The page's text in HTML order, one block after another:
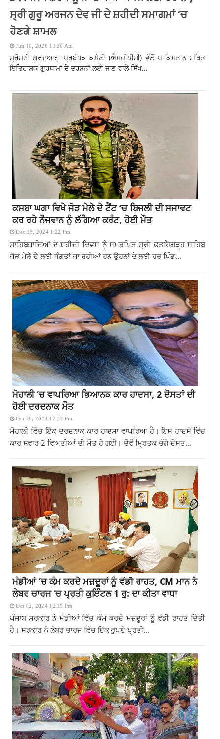
ਸ੍ਰੀ ਗੁਰੂ ਅਰਜਨ ਦੇਵ ਜੀ ਦੇ ਸ਼ਹੀਦੀ ਸਮਾਗਮਾਂ ‘ਚ
ਹੋਣਗੇ ਸ਼ਾਮਲ
Jun 10, 2026 11:30 Am
ਸ਼੍ਰੋਮਣੀ ਗੁਰਦੁਆਰਾ ਪ੍ਰਬੰਧਕ ਕਮੇਟੀ (ਐਸਜੀਪੀਸੀ) ਵੱਲੋਂ ਪਾਕਿਸਤਾਨ ਸਥਿਤ
ਇਤਿਹਾਸਕ ਗੁਰਧਾਮਾਂ ਦੇ ਦਰਸ਼ਨਾਂ ਲਈ ਜਾਣ ਵਾਲੇ ਸਿੱਖ...
ਕਸਬਾ ਘਗਾ ਵਿਖੇ ਜੋੜ ਮੇਲੇ ਦੇ ਟੈਂਟ ‘ਚ ਬਿਜਲੀ ਦੀ ਸਜਾਵਟ
ਕਰ ਰਹੇ ਨੌਜਵਾਨ ਨੂੰ ਲੱਗਿਆ ਕਰੰਟ, ਹੋਈ ਮੌਤ
Dec 25, 2024 1:22 Pm
ਸਾਹਿਬਜ਼ਾਦਿਆਂ ਦੇ ਸ਼ਹੀਦੀ ਦਿਵਸ ਨੂੰ ਸਮਰਪਿਤ ਸ੍ਰੀ ਫਤਹਿਗੜ੍ਹ ਸਾਹਿਬ
ਜੋੜ ਮੇਲੇ ਦੇ ਲਈ ਸੰਗਤਾਂ ਜਾ ਰਹੀਆਂ ਹਨ ਉਹਨਾਂ ਦੇ ਲਈ ਹਰ ਪਿੰਡ...
ਮੋਹਾਲੀ ‘ਚ ਵਾਪਰਿਆ ਭਿਆਨਕ ਕਾਰ ਹਾਦਸਾ, 2 ਦੋਸਤਾਂ ਦੀ
ਹੋਈ ਦਰਦਨਾਕ ਮੌਤ
Oct 28, 2024 12:33 Pm
ਮੋਹਾਲੀ ਵਿੱਚ ਇੱਕ ਦਰਦਨਾਕ ਕਾਰ ਹਾਦਸਾ ਵਾਪਰਿਆ ਹੈ। ਇਸ ਹਾਦਸੇ ਵਿੱਚ
ਕਾਰ ਸਵਾਰ 2 ਵਿਅਤੀਆਂ ਦੀ ਮੌਤ ਹੋ ਗਈ। ਦੋਵੇਂ ਮ੍ਰਿਤਕ ਚੰਗੇ ਦੋਸਤ...
ਮੰਡੀਆਂ ‘ਚ ਕੰਮ ਕਰਦੇ ਮਜ਼ਦੂਰਾਂ ਨੂੰ ਵੱਡੀ ਰਾਹਤ, CM ਮਾਨ ਨੇ
ਲੇਬਰ ਚਾਰਜ ‘ਚ ਪ੍ਰਤੀ ਕੁਇੰਟਲ 1 ਰੁ: ਦਾ ਕੀਤਾ ਵਾਧਾ
Oct 02, 2024 12:19 Pm
ਪੰਜਾਬ ਸਰਕਾਰ ਨੇ ਮੰਡੀਆਂ ਵਿੱਚ ਕੰਮ ਕਰਦੇ ਮਜ਼ਦੂਰਾਂ ਨੂੰ ਵੱਡੀ ਰਾਹਤ ਦਿੱਤੀ
ਹੈ। ਸਰਕਾਰ ਨੇ ਲੇਬਰ ਚਾਰਜ ਵਿੱਚ ਇੱਕ ਰੁਪਏ ਪ੍ਰਤੀ...